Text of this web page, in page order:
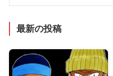
最新の投稿